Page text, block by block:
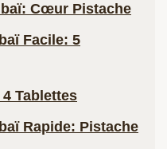
Cœur Pistache
Facile: 5
Tablettes
Rapide: Pistache